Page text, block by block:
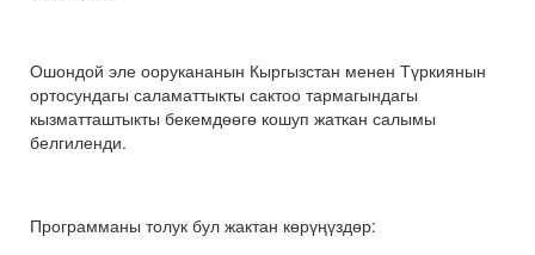
Ошондой эле оорукананын Кыргызстан менен Түркиянын
ортосундагы саламаттыкты сактоо тармагындагы
кызматташтыкты бекемдөөгө кошуп жаткан салымы
белгиленди.
Программаны толук бул жактан көрүңүздөр: